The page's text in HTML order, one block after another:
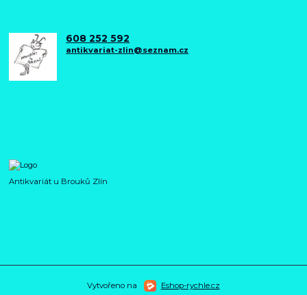
608 252 592
antikvariat-zlin@seznam.cz
Antikvariát u Brouků Zlín
Vytvořeno na Eshop-rychle.cz